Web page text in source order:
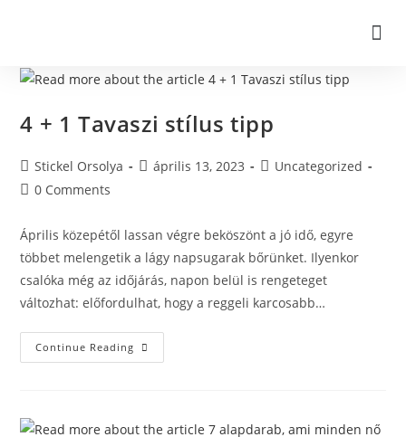
4 + 1 Tavaszi stílus tipp
Stickel Orsolya április 13, 2023
Uncategorized
0 Comments
Április közepétől lassan végre beköszönt a jó idő, egyre
többet melengetik a lágy napsugarak bőrünket. Ilyenkor
csalóka még az időjárás, napon belül is rengeteget
változhat: előfordulhat, hogy a reggeli karcosabb…
Continue Reading